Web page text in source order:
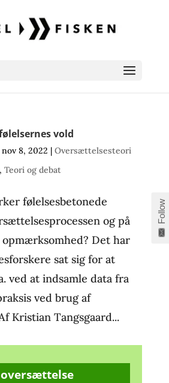
vold
nov 8, 2022 | Oversættelsesteori
, Teori og debat
følelsesbetonede
og på
Det har
sat sig for at
ved at indsamle data fra
ved brug af
Kristian Tangsgaard...
Follow